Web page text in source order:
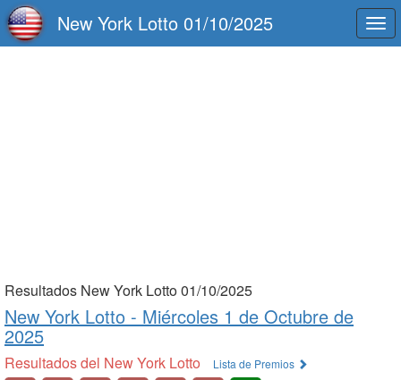
New York Lotto 01/10/2025
Resultados New York Lotto 01/10/2025
New York Lotto - Miércoles 1 de Octubre de
2025
Resultados del New York Lotto Lista de Premios